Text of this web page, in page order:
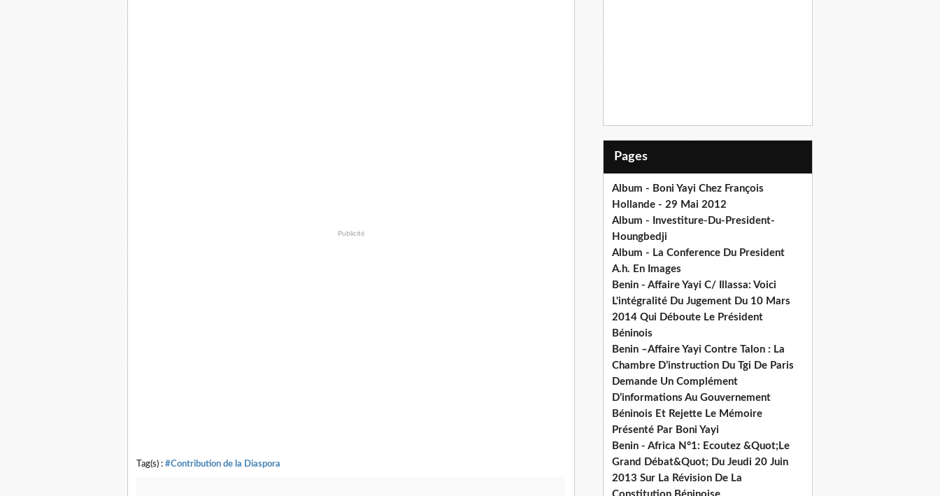
Publicité
Tag(s) : #Contribution de la Diaspora
Pages
Album - Boni Yayi Chez François
Hollande - 29 Mai 2012
Album - Investiture-Du-President-
Houngbedji
Album - La Conference Du President
A.h. En Images
Benin - Affaire Yayi C/ Illassa: Voici
L'intégralité Du Jugement Du 10 Mars
2014 Qui Déboute Le Président
Béninois
Benin –Affaire Yayi Contre Talon : La
Chambre D’instruction Du Tgi De Paris
Demande Un Complément
D’informations Au Gouvernement
Béninois Et Rejette Le Mémoire
Présenté Par Boni Yayi
Benin - Africa N°1: Ecoutez &Quot;Le
Grand Débat&Quot; Du Jeudi 20 Juin
2013 Sur La Révision De La